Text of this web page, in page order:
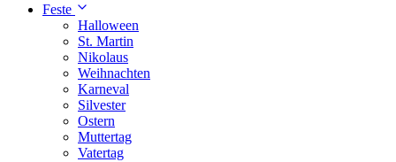
Feste
Halloween
St. Martin
Nikolaus
Weihnachten
Karneval
Silvester
Ostern
Muttertag
Vatertag